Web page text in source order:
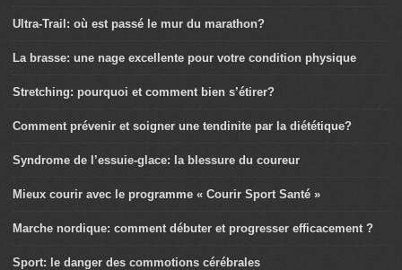
Ultra-Trail: où est passé le mur du marathon?
La brasse: une nage excellente pour votre condition physique
Stretching: pourquoi et comment bien s’étirer?
Comment prévenir et soigner une tendinite par la diététique?
Syndrome de l’essuie-glace: la blessure du coureur
Mieux courir avec le programme « Courir Sport Santé »
Marche nordique: comment débuter et progresser efficacement ?
Sport: le danger des commotions cérébrales